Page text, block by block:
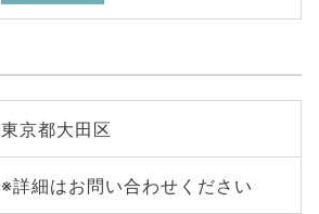
東京都大田区
※詳細はお問い合わせください